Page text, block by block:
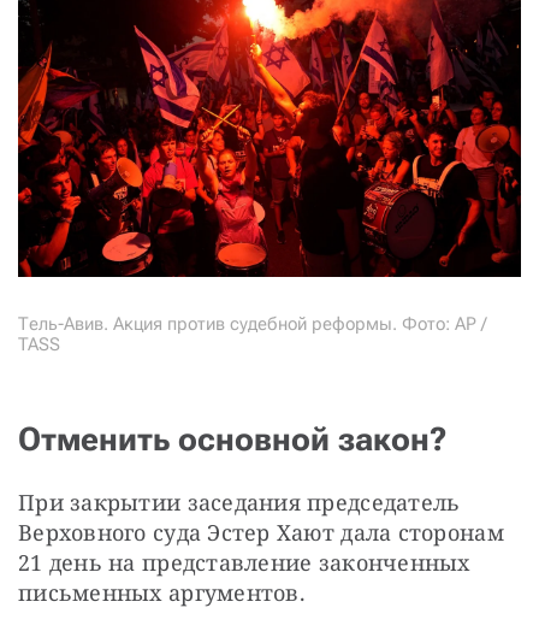
Тель-Авив. Акция против судебной реформы. Фото: AP /
TASS
Отменить основной закон?
При закрытии заседания председатель
Верховного суда Эстер Хают дала сторонам
21 день на представление законченных
письменных аргументов.